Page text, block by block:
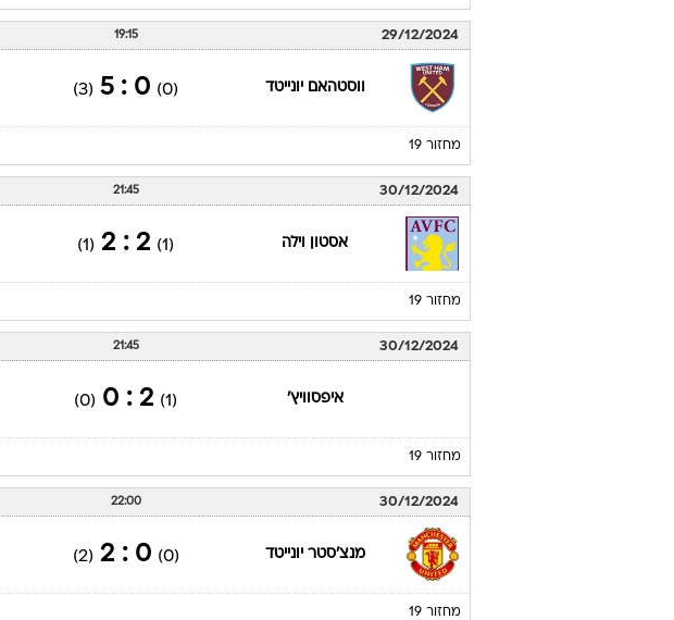
29/12/2024
19:15
ווסטהאם יונייטד (0)
0 : 5
(3)
מחזור 19
30/12/2024
21:45
אסטון וילה (1)
2 : 2
(1)
מחזור 19
30/12/2024
21:45
איפסוויץ' (1)
2 : 0
(0)
מחזור 19
30/12/2024
22:00
מנצ'סטר יונייטד (0)
0 : 2
(2)
מחזור 19